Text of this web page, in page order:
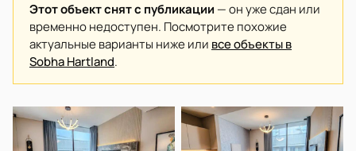
Этот объект снят с публикации — он уже сдан или
временно недоступен. Посмотрите похожие
актуальные варианты ниже или все объекты в
Sobha Hartland.
В АРЕНДУ Готов к заселению